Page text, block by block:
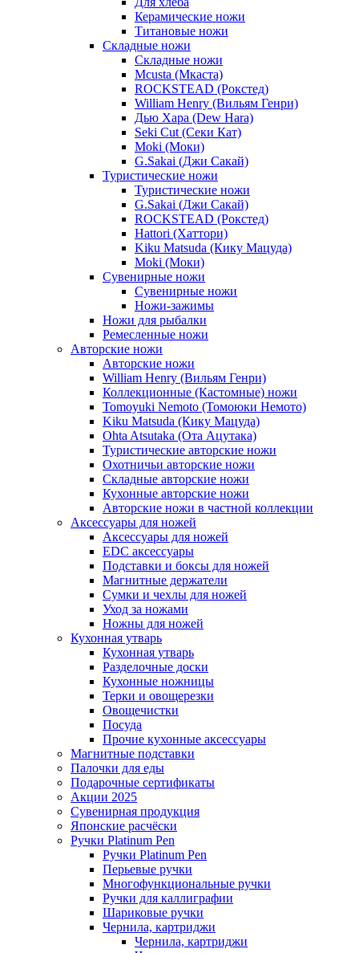
Керамические ножи
Титановые ножи
Складные ножи
Складные ножи
Mcusta (Мкаста)
ROCKSTEAD (Рокстед)
William Henry (Вильям Генри)
Дью Хара (Dew Hara)
Seki Cut (Секи Кат)
Moki (Моки)
G.Sakai (Джи Сакай)
Туристические ножи
Туристические ножи
G.Sakai (Джи Сакай)
ROCKSTEAD (Рокстед)
Hattori (Хаттори)
Kiku Matsuda (Кику Мацуда)
Moki (Моки)
Сувенирные ножи
Сувенирные ножи
Ножи-зажимы
Ножи для рыбалки
Ремесленные ножи
Авторские ножи
Авторские ножи
William Henry (Вильям Генри)
Коллекционные (Кастомные) ножи
Tomoyuki Nemoto (Томоюки Немото)
Kiku Matsuda (Кику Мацуда)
Ohta Atsutaka (Ота Ацутака)
Туристические авторские ножи
Охотничьи авторские ножи
Складные авторские ножи
Кухонные авторские ножи
Авторские ножи в частной коллекции
Аксессуары для ножей
Аксессуары для ножей
EDC аксессуары
Подставки и боксы для ножей
Магнитные держатели
Сумки и чехлы для ножей
Уход за ножами
Ножны для ножей
Кухонная утварь
Кухонная утварь
Разделочные доски
Кухонные ножницы
Терки и овощерезки
Овощечистки
Посуда
Прочие кухонные аксессуары
Магнитные подставки
Палочки для еды
Подарочные сертификаты
Акции 2025
Сувенирная продукция
Японские расчёски
Ручки Platinum Pen
Ручки Platinum Pen
Перьевые ручки
Многофункциональные ручки
Ручки для каллиграфии
Шариковые ручки
Чернила, картриджи
Чернила, картриджи